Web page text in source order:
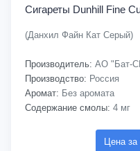
Сигареты Dunhill Fine
(Данхил Файн Кат Серый)
Производитель: АО "Бат-
Производство: Россия
Аромат: Без аромата
Содержание смолы: 4 мг
Цена за